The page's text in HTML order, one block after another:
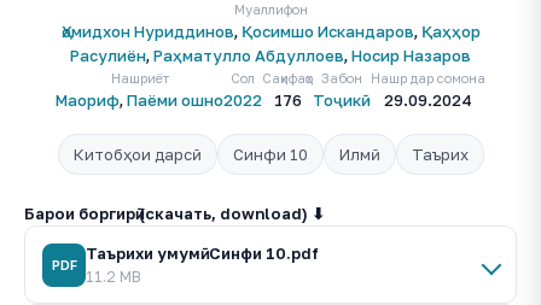
Барои боргирӣ (скачать, download) ⬇
PDF
Таърихи умумӣ. Синфи 10.pdf
11.2 MB
Муаллифон
Ҳомидхон Нуриддинов, Қосимшо Искандаров, Қаҳҳор
Расулиён,Раҳматулло Абдуллоев,Носир Назаров
Нашриёт
Маориф,Паёми ошно
Сол
2022
Саҳифаҳо
176
Забон
Тоҷикӣ
Нашр дар сомона
29.09.2024
Китобҳои дарсӣ Синфи 10 Илмӣ Таърих